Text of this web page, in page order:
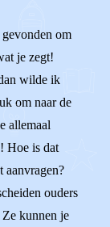
om
je zegt!
wilde ik
om naar de
allemaal
Hoe is dat
aanvragen?
ouders
Ze kunnen je